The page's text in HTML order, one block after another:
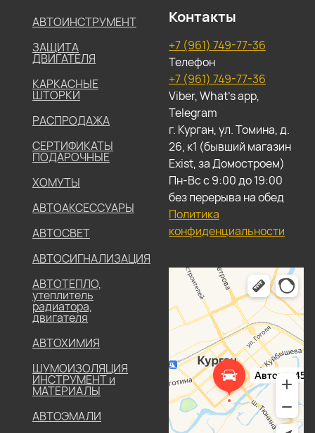
АВТОИНСТРУМЕНТ
ЗАЩИТА
ДВИГАТЕЛЯ
КАРКАСНЫЕ
ШТОРКИ
РАСПРОДАЖА
СЕРТИФИКАТЫ
ПОДАРОЧНЫЕ
ХОМУТЫ
АВТОАКСЕССУАРЫ
АВТОСВЕТ
АВТОСИГНАЛИЗАЦИЯ
АВТОТЕПЛО,
утеплитель
радиатора,
двигателя
АВТОХИМИЯ
ШУМОИЗОЛЯЦИЯ
ИНСТРУМЕНТ и
МАТЕРИАЛЫ
АВТОЭМАЛИ
Контакты
+7 (961) 749-77-36
Телефон
+7 (961) 749-77-36
Viber, What's app,
Telegram
г. Курган, ул. Томина, д.
26, к1 (бывший магазин
Exist, за Домостроем)
Пн-Вс с 9:00 до 19:00
без перерыва на обед
Политика
конфиденциальности